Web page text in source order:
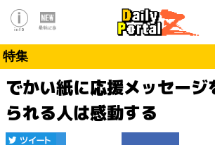
特集
でかい紙に応援メッセージ
られる人は感動する